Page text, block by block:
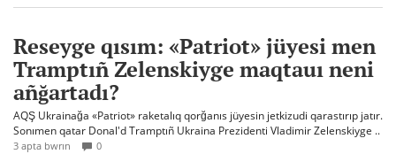
Reseyge qısım: «Patriot» jüyesi men
Tramptıñ Zelenskiyge maqtauı neni
añğartadı?
AQŞ Ukrainağa «Patriot» raketalıq qorğanıs jüyesin jetkizudi qarastırıp jatır.
Sonımen qatar Donal'd Tramptıñ Ukraina Prezidenti Vladimir Zelenskiyge ..
3 apta bwrın 0